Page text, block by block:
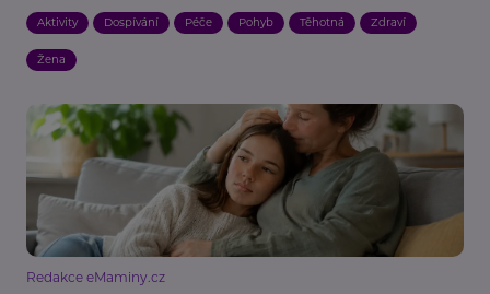
Aktivity Dospívání Péče Pohyb Těhotná Zdraví
Žena
Redakce eMaminy.cz